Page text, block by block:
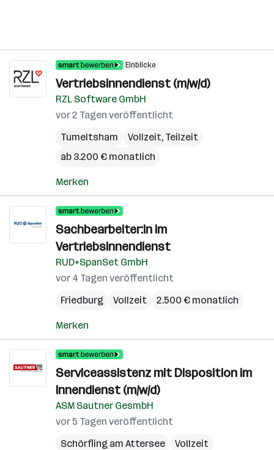
Einblicke
Vertriebsinnendienst (m/w/d)
RZL Software GmbH
vor 2 Tagen veröffentlicht
Tumeltsham
Vollzeit, Teilzeit
ab 3.200 € monatlich
Merken
Sachbearbeiter:in im
Vertriebsinnendienst
RUD+SpanSet GmbH
vor 4 Tagen veröffentlicht
Friedburg
Vollzeit 2.500 € monatlich
Merken
Serviceassistenz mit Disposition im
Innendienst (m/w/d)
ASM Sautner GesmbH
vor 5 Tagen veröffentlicht
Schörfling am Attersee
Vollzeit